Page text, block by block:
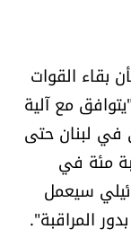
بقاء القوات
5 في لبنان "يتوافق مع آلية
في لبنان حتى
مئة في
سيعمل
المراقبة".